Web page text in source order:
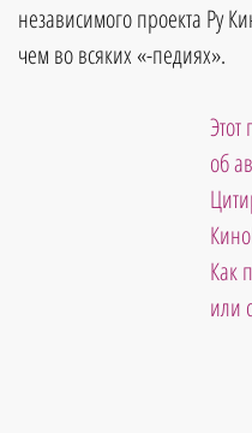
независимого проекта Ру
чем во всяких «-педиях».
об
Как